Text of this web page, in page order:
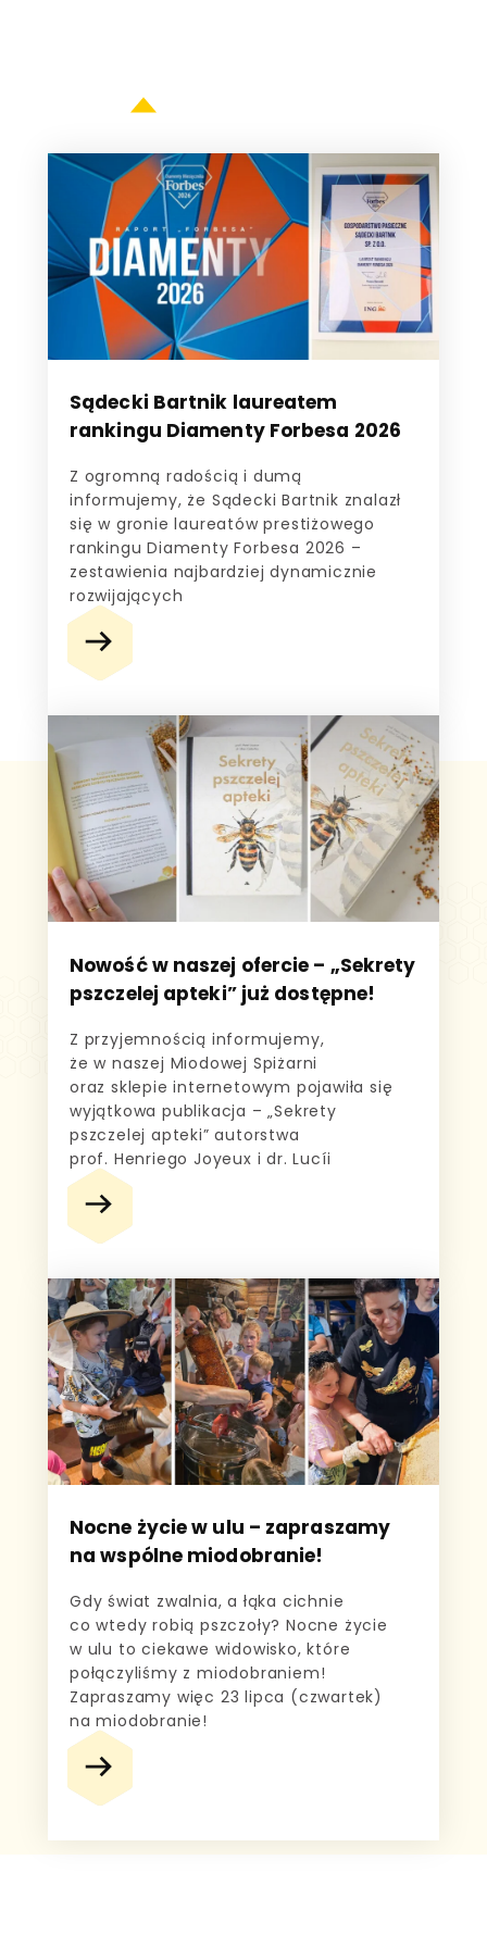
AKTUALNOŚCI BARTNA CHATA
Sądecki Bartnik laureatem
rankingu Diamenty Forbesa 2026
Z ogromną radością i dumą
informujemy, że Sądecki Bartnik znalazł
się w gronie laureatów prestiżowego
rankingu Diamenty Forbesa 2026 –
zestawienia najbardziej dynamicznie
rozwijających
Nowość w naszej ofercie – „Sekrety
pszczelej apteki” już dostępne!
Z przyjemnością informujemy,
że w naszej Miodowej Spiżarni
oraz sklepie internetowym pojawiła się
wyjątkowa publikacja – „Sekrety
pszczelej apteki” autorstwa
prof. Henriego Joyeux i dr. Lucíi
Nocne życie w ulu – zapraszamy
na wspólne miodobranie!
Gdy świat zwalnia, a łąka cichnie
co wtedy robią pszczoły? Nocne życie
w ulu to ciekawe widowisko, które
połączyliśmy z miodobraniem!
Zapraszamy więc 23 lipca (czwartek)
na miodobranie!